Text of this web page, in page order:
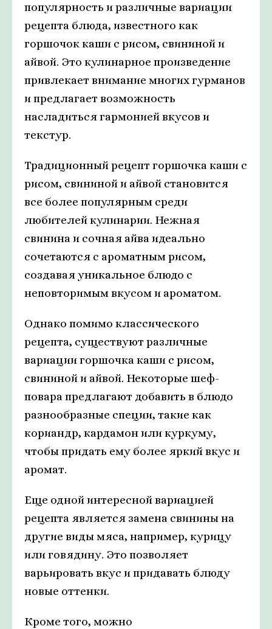
популярность и различные вариации
рецепта блюда, известного как
горшочок каши с рисом, свининой и
айвой. Это кулинарное произведение
привлекает внимание многих гурманов
и предлагает возможность
насладиться гармонией вкусов и
текстур.
Традиционный рецепт горшочка каши с
рисом, свининой и айвой становится
все более популярным среди
любителей кулинарии. Нежная
свинина и сочная айва идеально
сочетаются с ароматным рисом,
создавая уникальное блюдо с
неповторимым вкусом и ароматом.
Однако помимо классического
рецепта, существуют различные
вариации горшочка каши с рисом,
свининой и айвой. Некоторые шеф-
повара предлагают добавить в блюдо
разнообразные специи, такие как
кориандр, кардамон или куркуму,
чтобы придать ему более яркий вкус и
аромат.
Еще одной интересной вариацией
рецепта является замена свинины на
другие виды мяса, например, курицу
или говядину. Это позволяет
варьировать вкус и придавать блюду
новые оттенки.
Кроме того, можно